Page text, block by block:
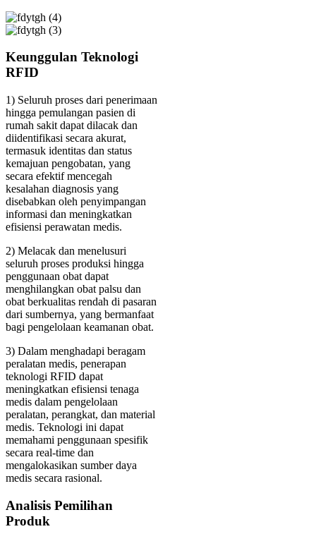
Keunggulan Teknologi
RFID
1) Seluruh proses dari penerimaan
hingga pemulangan pasien di
rumah sakit dapat dilacak dan
diidentifikasi secara akurat,
termasuk identitas dan status
kemajuan pengobatan, yang
secara efektif mencegah
kesalahan diagnosis yang
disebabkan oleh penyimpangan
informasi dan meningkatkan
efisiensi perawatan medis.
2) Melacak dan menelusuri
seluruh proses produksi hingga
penggunaan obat dapat
menghilangkan obat palsu dan
obat berkualitas rendah di pasaran
dari sumbernya, yang bermanfaat
bagi pengelolaan keamanan obat.
3) Dalam menghadapi beragam
peralatan medis, penerapan
teknologi RFID dapat
meningkatkan efisiensi tenaga
medis dalam pengelolaan
peralatan, perangkat, dan material
medis. Teknologi ini dapat
memahami penggunaan spesifik
secara real-time dan
mengalokasikan sumber daya
medis secara rasional.
Analisis Pemilihan
Produk